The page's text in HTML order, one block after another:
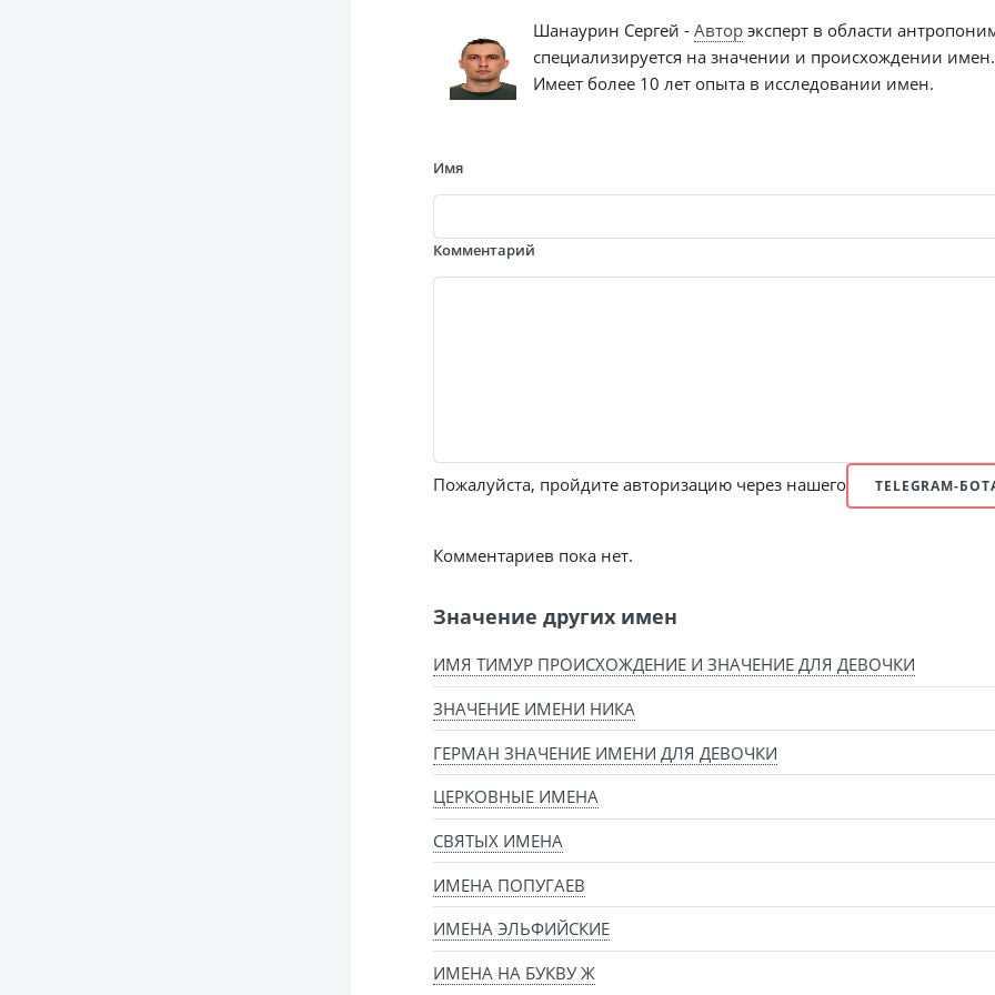
Шанаурин Сергей - Авторэксперт в области
специализируется на значении и происхождении имен.
Имеет более 10 лет опыта в исследовании имен.
Имя
Комментарий
Пожалуйста, пройдите авторизацию через нашего TELEGRAM-
Комментариев пока нет.
Значение других имен
ИМЯ ТИМУР ПРОИСХОЖДЕНИЕ И ЗНАЧЕНИЕ ДЛЯ ДЕВОЧКИ
ЗНАЧЕНИЕ ИМЕНИ НИКА
ГЕРМАН ЗНАЧЕНИЕ ИМЕНИ ДЛЯ ДЕВОЧКИ
ЦЕРКОВНЫЕ ИМЕНА
СВЯТЫХ ИМЕНА
ИМЕНА ПОПУГАЕВ
ИМЕНА ЭЛЬФИЙСКИЕ
ИМЕНА НА БУКВУ Ж